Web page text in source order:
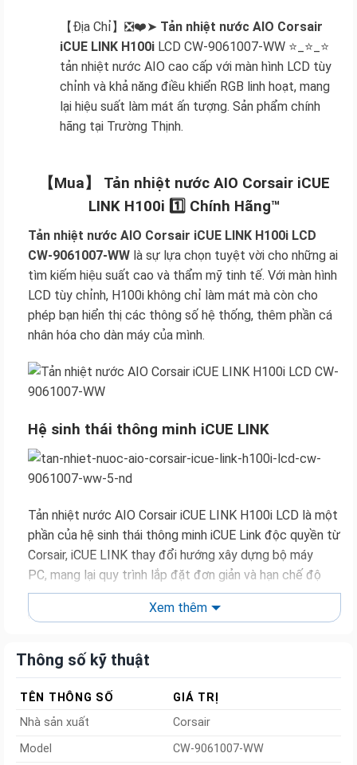
【Địa Chỉ】❎❤️➤ Tản nhiệt nước AIO Corsair
iCUE LINK H100i LCD CW-9061007-WW ⭐_⭐_⭐
tản nhiệt nước AIO cao cấp với màn hình LCD tùy
chỉnh và khả năng điều khiển RGB linh hoạt, mang
lại hiệu suất làm mát ấn tượng. Sản phẩm chính
hãng tại Trường Thịnh.
【Mua】 Tản nhiệt nước AIO Corsair iCUE
LINK H100i 1️⃣ Chính Hãng™
Tản nhiệt nước AIO Corsair iCUE LINK H100i LCD
CW-9061007-WW là sự lựa chọn tuyệt vời cho những ai
tìm kiếm hiệu suất cao và thẩm mỹ tinh tế. Với màn hình
LCD tùy chỉnh, H100i không chỉ làm mát mà còn cho
phép bạn hiển thị các thông số hệ thống, thêm phần cá
nhân hóa cho dàn máy của mình.
Hệ sinh thái thông minh iCUE LINK
Tản nhiệt nước AIO Corsair iCUE LINK H100i LCD là một
phần của hệ sinh thái thông minh iCUE Link độc quyền từ
Corsair, iCUE LINK thay đổi hướng xây dựng bộ máy
PC, mang lại quy trình lắp đặt đơn giản và hạn chế độ
phức tạp khi đi dây giúp việc hoàn thành bộ máy PC dễ
dàng cũng như nâng cao tính tiếp cận hơn so với trước
Màn hình LCD IPS
Xem thêm
Thông số kỹ thuật
TÊN THÔNG SỐ
GIÁ TRỊ
Nhà sản xuất
Corsair
Model
CW-9061007-WW